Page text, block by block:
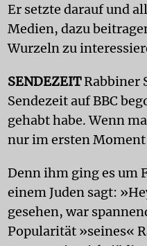
Er setzte darauf und
Medien, dazu
Wurzeln zu
SENDEZEITRabbiner
Sendezeit auf BBC
gehabt habe. Wenn
nur im ersten
Denn ihm ging es um
einem Juden sagt:
gesehen, war
Popularität »seines«